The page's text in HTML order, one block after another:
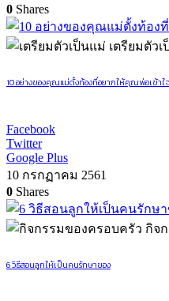
0 Shares
เตรียมตัว
10 อย่างของคุณแม่ตั้งท้องที่อยากให้คุณพ่อเข้าใจ
Facebook
Twitter
Google Plus
10 กรกฏาคม 2561
0 Shares
กิจ
6 วิธีสอนลูกให้เป็นคนรักษาของ